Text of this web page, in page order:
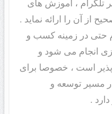
تلگرام ، آموزش های
از آن را ارائه نماید .
حتی در زمینه کسب و
انجام می شود و
است ، خصوصا برای
مسیر توسعه و
.